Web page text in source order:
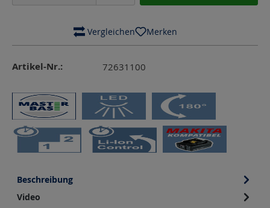
Vergleichen Merken
Artikel-Nr.: 72631100
Beschreibung
Video